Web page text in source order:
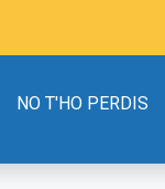
NO T'HO PERDIS